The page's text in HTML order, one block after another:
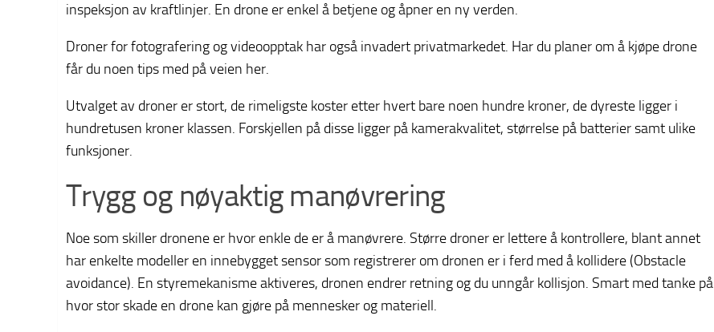
inspeksjon av kraftlinjer. En drone er enkel å betjene og åpner en ny verden.
Droner for fotografering og videoopptak har også invadert privatmarkedet. Har du planer om å kjøpe drone
får du noen tips med på veien her.
Utvalget av droner er stort, de rimeligste koster etter hvert bare noen hundre kroner, de dyreste ligger i
hundretusen kroner klassen. Forskjellen på disse ligger på kamerakvalitet, størrelse på batterier samt ulike
funksjoner.
Trygg og nøyaktig manøvrering
Noe som skiller dronene er hvor enkle de er å manøvrere. Større droner er lettere å kontrollere, blant annet
har enkelte modeller en innebygget sensor som registrerer om dronen er i ferd med å kollidere (Obstacle
avoidance). En styremekanisme aktiveres, dronen endrer retning og du unngår kollisjon. Smart med tanke på
hvor stor skade en drone kan gjøre på mennesker og materiell.